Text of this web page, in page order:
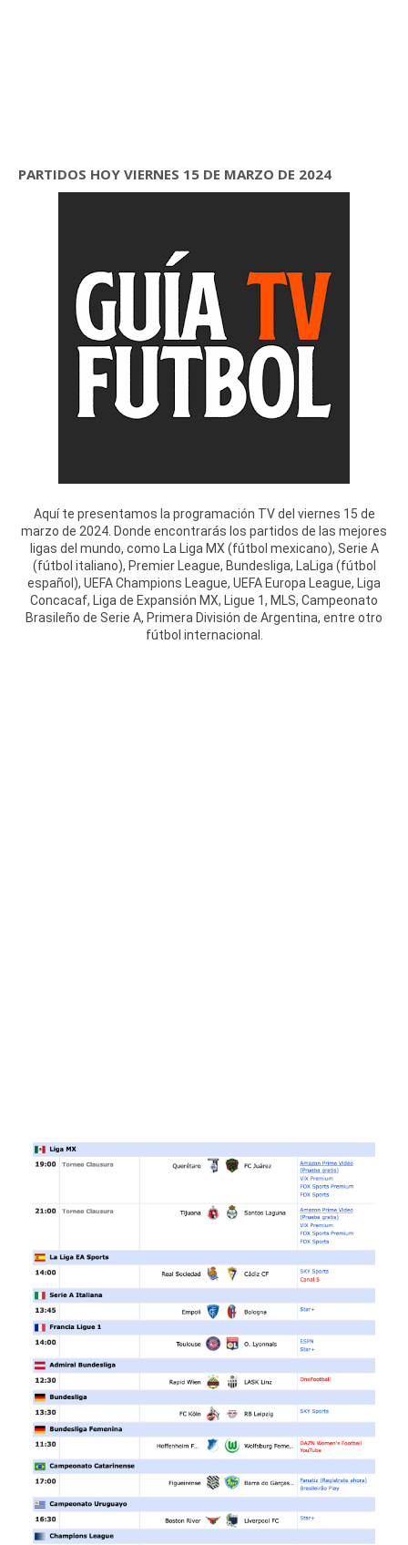
PARTIDOS HOY VIERNES 15 DE MARZO DE 2024
Aquí te presentamos la programación TV del viernes 15 de
marzo de 2024. Donde encontrarás los partidos de las mejores
ligas del mundo, como La Liga MX (fútbol mexicano), Serie A
(fútbol italiano), Premier League, Bundesliga, LaLiga (fútbol
español), UEFA Champions League, UEFA Europa League, Liga
Concacaf, Liga de Expansión MX, Ligue 1, MLS, Campeonato
Brasileño de Serie A, Primera División de Argentina, entre otro
fútbol internacional.